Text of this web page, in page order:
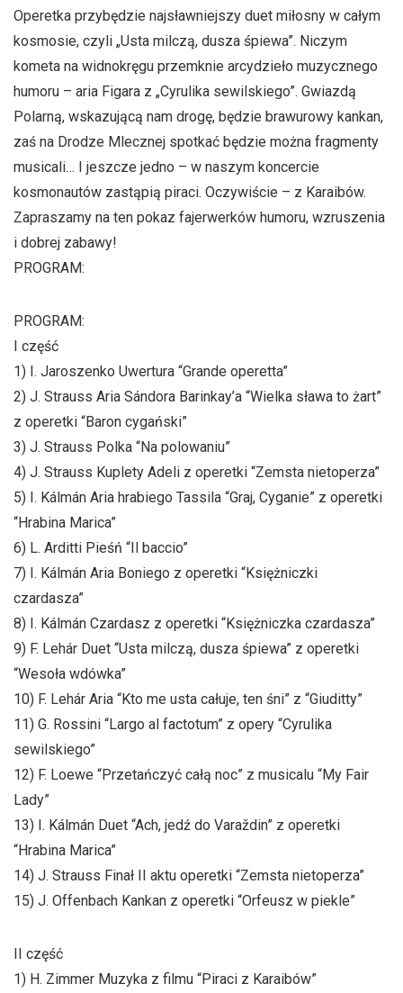
Operetka przybędzie najsławniejszy duet miłosny w całym
kosmosie, czyli „Usta milczą, dusza śpiewa”. Niczym
kometa na widnokręgu przemknie arcydzieło muzycznego
humoru – aria Figara z „Cyrulika sewilskiego”. Gwiazdą
Polarną, wskazującą nam drogę, będzie brawurowy kankan,
zaś na Drodze Mlecznej spotkać będzie można fragmenty
musicali… I jeszcze jedno – w naszym koncercie
kosmonautów zastąpią piraci. Oczywiście – z Karaibów.
Zapraszamy na ten pokaz fajerwerków humoru, wzruszenia
i dobrej zabawy!
PROGRAM:
PROGRAM:
I część
1) I. Jaroszenko Uwertura “Grande operetta”
2) J. Strauss Aria Sándora Barinkay’a “Wielka sława to żart”
z operetki “Baron cygański”
3) J. Strauss Polka “Na polowaniu”
4) J. Strauss Kuplety Adeli z operetki “Zemsta nietoperza”
5) I. Kálmán Aria hrabiego Tassila “Graj, Cyganie” z operetki
“Hrabina Marica”
6) L. Arditti Pieśń “Il baccio”
7) I. Kálmán Aria Boniego z operetki “Księżniczki
czardasza”
8) I. Kálmán Czardasz z operetki “Księżniczka czardasza”
9) F. Lehár Duet “Usta milczą, dusza śpiewa” z operetki
“Wesoła wdówka”
10) F. Lehár Aria “Kto me usta całuje, ten śni” z “Giuditty”
11) G. Rossini “Largo al factotum” z opery “Cyrulika
sewilskiego”
12) F. Loewe “Przetańczyć całą noc” z musicalu “My Fair
Lady”
13) I. Kálmán Duet “Ach, jedź do Varaždin” z operetki
“Hrabina Marica”
14) J. Strauss Finał II aktu operetki “Zemsta nietoperza”
15) J. Offenbach Kankan z operetki “Orfeusz w piekle”
II część
1) H. Zimmer Muzyka z filmu “Piraci z Karaibów”